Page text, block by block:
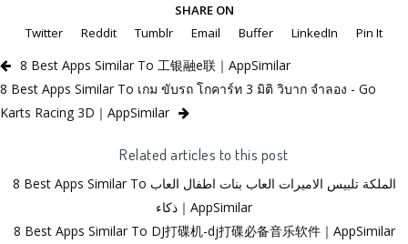
SHARE ON
Twitter
Reddit Tumblr Email Buffer LinkedIn Pin It
8 Best Apps Similar To 工银融e联｜AppSimilar
8 Best Apps Similar To เกม ขับรถ โกคาร์ท 3 มิติ วิบาก จำลอง - Go
Karts Racing 3D｜AppSimilar
Related articles to this post
8 Best Apps Similar To الملكة تلبيس الاميرات العاب بنات اطفال العاب
ذكاء｜AppSimilar
8 Best Apps Similar To DJ打碟机-dj打碟必备音乐软件｜AppSimilar